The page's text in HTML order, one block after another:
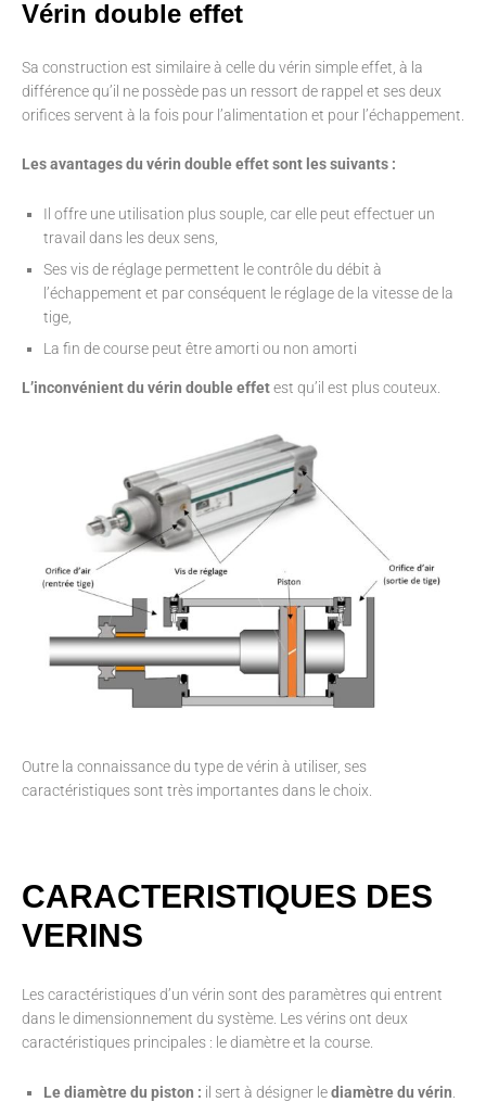
Vérin double effet
Sa construction est similaire à celle du vérin simple effet, à la
différence qu’il ne possède pas un ressort de rappel et ses deux
orifices servent à la fois pour l’alimentation et pour l’échappement.
Les avantages du vérin double effet sont les suivants :
Il offre une utilisation plus souple, car elle peut effectuer un
travail dans les deux sens,
Ses vis de réglage permettent le contrôle du débit à
l’échappement et par conséquent le réglage de la vitesse de la
tige,
La fin de course peut être amorti ou non amorti
L’inconvénient du vérin double effetest qu’il est plus couteux.
Outre la connaissance du type de vérin à utiliser, ses
caractéristiques sont très importantes dans le choix.
CARACTERISTIQUES DES
VERINS
Les caractéristiques d’un vérin sont des paramètres qui entrent
dans le dimensionnement du système. Les vérins ont deux
caractéristiques principales : le diamètre et la course.
Le diamètre du piston : il sert à désigner lediamètre du vérin